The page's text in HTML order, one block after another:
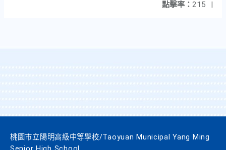
點擊率： 215 |
桃園市立陽明高級中等學校/Taoyuan Municipal Yang Ming